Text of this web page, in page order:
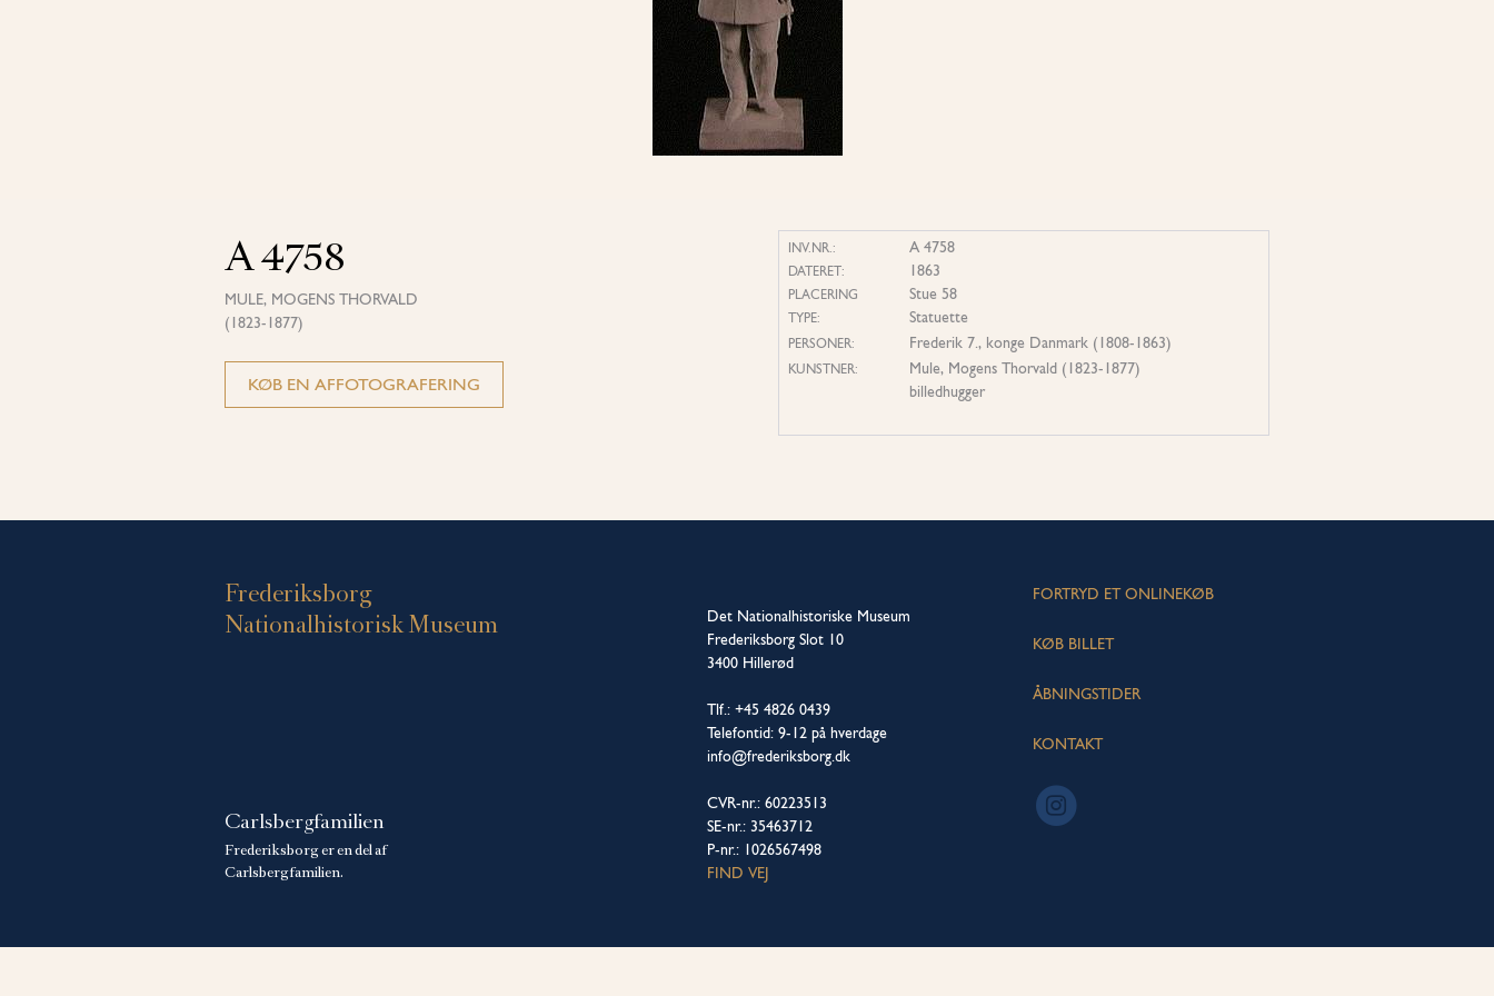
A 4758
MULE, MOGENS THORVALD
(1823-1877)
KØB EN AFFOTOGRAFERING
INV.NR.: A 4758
DATERET: 1863
PLACERING Stue 58
TYPE: Statuette
PERSONER: Frederik 7., konge Danmark (1808-1863)
KUNSTNER:
Mule, Mogens Thorvald (1823-1877)
billedhugger
Frederiksborg
Nationalhistorisk Museum
Carlsbergfamilien
Frederiksborg er en del af
Carlsbergfamilien.
Det Nationalhistoriske Museum
Frederiksborg Slot 10
3400 Hillerød
Tlf.: +45 4826 0439
Telefontid: 9-12 på hverdage
info@frederiksborg.dk
CVR-nr.: 60223513
SE-nr.: 35463712
P-nr.: 1026567498
FIND VEJ
FORTRYD ET ONLINEKØB
KØB BILLET
ÅBNINGSTIDER
KONTAKT